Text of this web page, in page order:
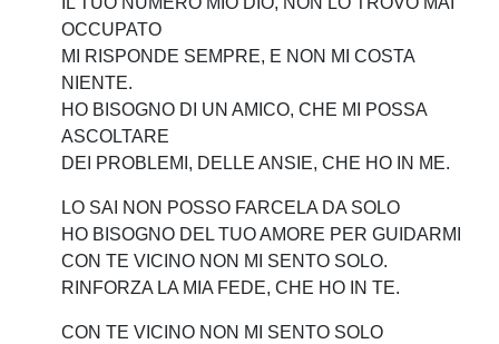
OCCUPATO
MI RISPONDE SEMPRE, E NON MI COSTA
NIENTE.
HO BISOGNO DI UN AMICO, CHE MI POSSA
ASCOLTARE
DEI PROBLEMI, DELLE ANSIE, CHE HO IN ME.
LO SAI NON POSSO FARCELA DA SOLO
HO BISOGNO DEL TUO AMORE PER GUIDARMI
CON TE VICINO NON MI SENTO SOLO.
RINFORZA LA MIA FEDE, CHE HO IN TE.
CON TE VICINO NON MI SENTO SOLO